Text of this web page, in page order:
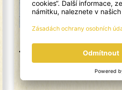
Miska smoothie s
Smoothie se nemusí
skle.